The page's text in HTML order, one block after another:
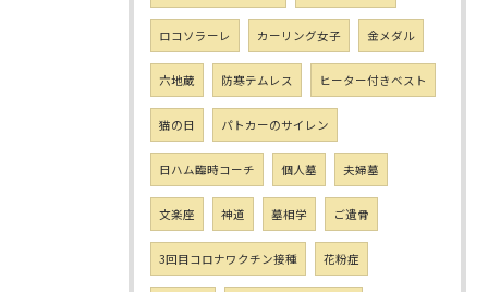
ロコソラーレ カーリング女子 金メダル
六地蔵 防寒テムレス ヒーター付きベスト
猫の日 パトカーのサイレン
日ハム臨時コーチ 個人墓 夫婦墓
文楽座 神道 墓相学 ご遺骨
3回目コロナワクチン接種 花粉症